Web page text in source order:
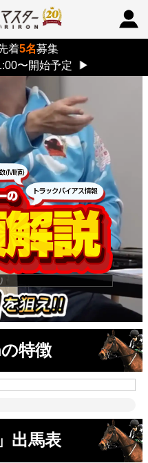
着5名募集
〜開始予定
▶
特徴
出馬表